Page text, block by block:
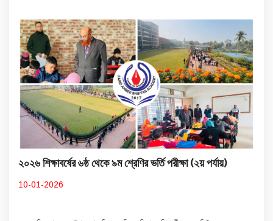
২০২৬ শিক্ষাবর্ষের ৬ষ্ঠ থেকে ৯ম শ্রেণির ভর্তি পরীক্ষা (২য় পর্যায়)
10-01-2026